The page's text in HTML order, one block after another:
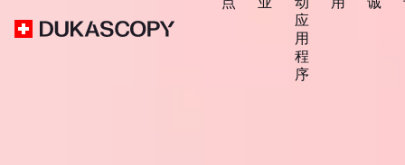
应
用
程
序